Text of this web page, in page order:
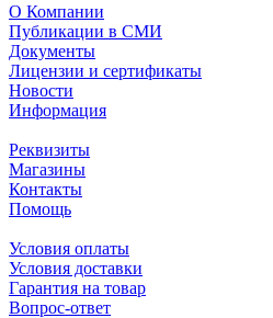
О Компании
Публикации в СМИ
Документы
Лицензии и сертификаты
Новости
Информация
Реквизиты
Магазины
Контакты
Помощь
Условия оплаты
Условия доставки
Гарантия на товар
Вопрос-ответ